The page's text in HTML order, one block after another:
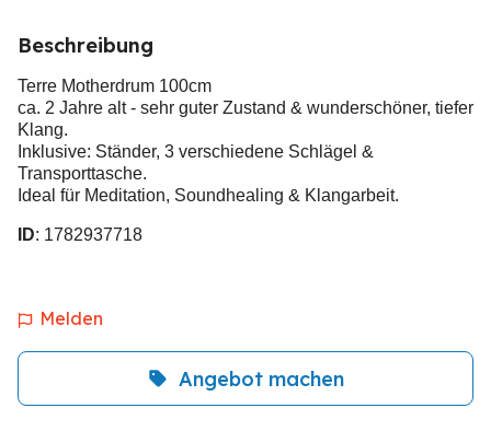
Beschreibung
Terre Motherdrum 100cm
ca. 2 Jahre alt - sehr guter Zustand & wunderschöner, tiefer
Klang.
Inklusive: Ständer, 3 verschiedene Schlägel &
Transporttasche.
Ideal für Meditation, Soundhealing & Klangarbeit.
ID: 1782937718
Melden
Angebot machen